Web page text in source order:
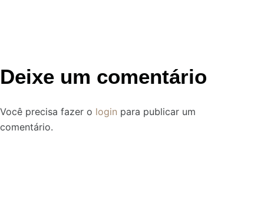
Deixe um comentário
Você precisa fazer o login para publicar um
comentário.